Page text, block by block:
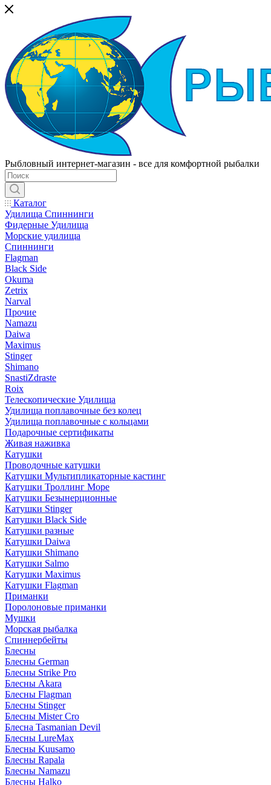
Рыбловный интернет-магазин - все для комфортной рыбалки
Каталог
Удилища Спиннинги
Фидерные Удилища
Морские удилища
Спиннинги
Flagman
Black Side
Okuma
Zetrix
Narval
Прочие
Namazu
Daiwa
Maximus
Stinger
Shimano
SnastiZdraste
Roix
Телескопические Удилища
Удилища поплавочные без колец
Удилища поплавочные с кольцами
Подарочные сертификаты
Живая наживка
Катушки
Проводочные катушки
Катушки Мультипликаторные кастинг
Катушки Троллинг Море
Катушки Безынерционные
Катушки Stinger
Катушки Black Side
Катушки разные
Катушки Daiwa
Катушки Shimano
Катушки Salmo
Катушки Maximus
Катушки Flagman
Приманки
Поролоновые приманки
Мушки
Морская рыбалка
Спиннербейты
Блесны
Блесны German
Блесны Strike Pro
Блесны Akara
Блесны Flagman
Блесны Stinger
Блесны Mister Cro
Блесна Tasmanian Devil
Блесны LureMax
Блесны Kuusamo
Блесны Rapala
Блесны Namazu
Блесны Halko